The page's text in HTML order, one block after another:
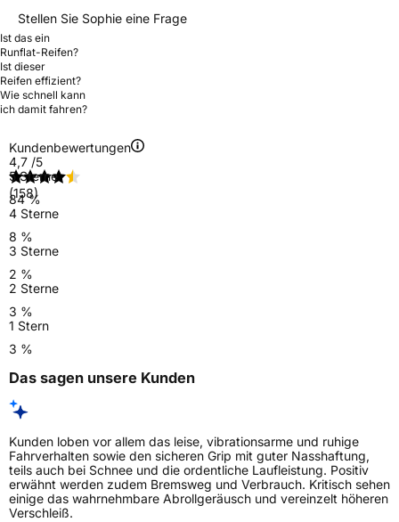
Stellen Sie Sophie eine Frage
Ist das ein
Runflat-Reifen?
Ist dieser
Reifen effizient?
Wie schnell kann
ich damit fahren?
Kundenbewertungen
4,7 /5
(158)
5 Sterne
84 %
4 Sterne
8 %
3 Sterne
2 %
2 Sterne
3 %
1 Stern
3 %
Das sagen unsere Kunden
Kunden loben vor allem das leise, vibrationsarme und ruhige
Fahrverhalten sowie den sicheren Grip mit guter Nasshaftung,
teils auch bei Schnee und die ordentliche Laufleistung. Positiv
erwähnt werden zudem Bremsweg und Verbrauch. Kritisch sehen
einige das wahrnehmbare Abrollgeräusch und vereinzelt höheren
Verschleiß.